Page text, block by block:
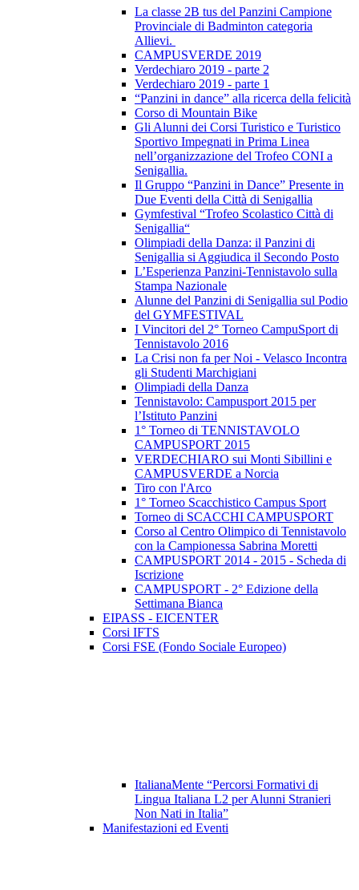
La classe 2B tus del Panzini Campione
Provinciale di Badminton categoria
Allievi.
CAMPUSVERDE 2019
Verdechiaro 2019 - parte 2
Verdechiaro 2019 - parte 1
“Panzini in dance” alla ricerca della felicità
Corso di Mountain Bike
Gli Alunni dei Corsi Turistico e Turistico
Sportivo Impegnati in Prima Linea
nell’organizzazione del Trofeo CONI a
Senigallia.
Il Gruppo “Panzini in Dance” Presente in
Due Eventi della Città di Senigallia
Gymfestival “Trofeo Scolastico Città di
Senigallia“
Olimpiadi della Danza: il Panzini di
Senigallia si Aggiudica il Secondo Posto
L’Esperienza Panzini-Tennistavolo sulla
Stampa Nazionale
Alunne del Panzini di Senigallia sul Podio
del GYMFESTIVAL
I Vincitori del 2° Torneo CampuSport di
Tennistavolo 2016
La Crisi non fa per Noi - Velasco Incontra
gli Studenti Marchigiani
Olimpiadi della Danza
Tennistavolo: Campusport 2015 per
l’Istituto Panzini
1° Torneo di TENNISTAVOLO
CAMPUSPORT 2015
VERDECHIARO sui Monti Sibillini e
CAMPUSVERDE a Norcia
Tiro con l'Arco
1° Torneo Scacchistico Campus Sport
Torneo di SCACCHI CAMPUSPORT
Corso al Centro Olimpico di Tennistavolo
con la Campionessa Sabrina Moretti
CAMPUSPORT 2014 - 2015 - Scheda di
Iscrizione
CAMPUSPORT - 2° Edizione della
Settimana Bianca
EIPASS - EICENTER
Corsi IFTS
Corsi FSE (Fondo Sociale Europeo)
ItalianaMente “Percorsi Formativi di
Lingua Italiana L2 per Alunni Stranieri
Non Nati in Italia”
Manifestazioni ed Eventi